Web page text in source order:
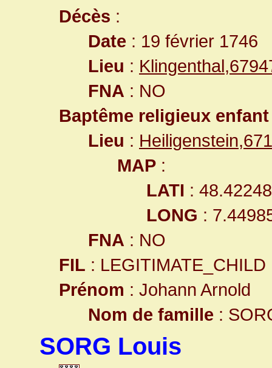
Décès :
Date : 19 février 1746
Lieu :
FNA : NO
Baptême religieux enfant
Lieu :
MAP :
LATI :
LONG :
FNA : NO
FIL : LEGITIMATE_CHILD
Prénom : Johann Arnold
Nom de famille :
SORG Louis